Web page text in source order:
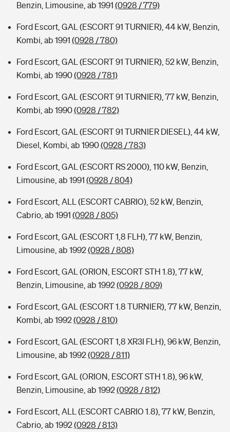
Benzin, Limousine, ab 1991 (0928 / 779)
Ford Escort, GAL (ESCORT 91 TURNIER), 44 kW, Benzin,
Kombi, ab 1991 (0928 / 780)
Ford Escort, GAL (ESCORT 91 TURNIER), 52 kW, Benzin,
Kombi, ab 1990(0928 / 781)
Ford Escort, GAL (ESCORT 91 TURNIER), 77 kW, Benzin,
Kombi, ab 1990(0928 / 782)
Ford Escort, GAL (ESCORT 91 TURNIER DIESEL), 44 kW,
Diesel, Kombi, ab 1990(0928 / 783)
Ford Escort, GAL (ESCORT RS 2000), 110 kW, Benzin,
Limousine, ab 1991 (0928 / 804)
Ford Escort, ALL (ESCORT CABRIO), 52 kW, Benzin,
Cabrio, ab 1991 (0928 / 805)
Ford Escort, GAL (ESCORT 1,8 FLH), 77 kW, Benzin,
Limousine, ab 1992(0928 / 808)
Ford Escort, GAL (ORION, ESCORT STH 1.8), 77 kW,
Benzin, Limousine, ab 1992(0928 / 809)
Ford Escort, GAL (ESCORT 1.8 TURNIER), 77 kW, Benzin,
Kombi, ab 1992(0928 / 810)
Ford Escort, GAL (ESCORT 1,8 XR3I FLH), 96 kW, Benzin,
Limousine, ab 1992(0928 / 811)
Ford Escort, GAL (ORION, ESCORT STH 1.8), 96 kW,
Benzin, Limousine, ab 1992(0928 / 812)
Ford Escort, ALL (ESCORT CABRIO 1.8), 77 kW, Benzin,
Cabrio, ab 1992(0928 / 813)